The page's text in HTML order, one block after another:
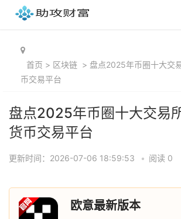
首页 > 区块链 > 盘点2025年币圈十大交
币交易平台
盘点2025年币圈十大交易
货币交易平台
更新时间：2026-07-06 18:59:53 • 阅读 0
欧意最新版本